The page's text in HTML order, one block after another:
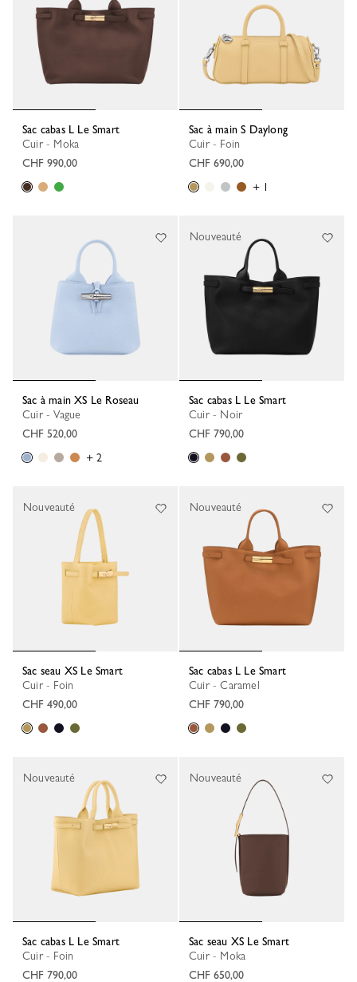
Sac cabas L Le Smart
Cuir - Moka
CHF 990,00
Sac à main S Daylong
Cuir - Foin
CHF 690,00
+ 1
Sac à main XS Le Roseau
Cuir - Vague
CHF 520,00
+ 2
Sac cabas L Le Smart
Cuir - Noir
CHF 790,00
Nouveauté
Sac seau XS Le Smart
Cuir - Foin
CHF 490,00
Nouveauté
Sac cabas L Le Smart
Cuir - Caramel
CHF 790,00
Nouveauté
Sac cabas L Le Smart
Cuir - Foin
CHF 790,00
Nouveauté
Sac seau XS Le Smart
Cuir - Moka
CHF 650,00
Nouveauté